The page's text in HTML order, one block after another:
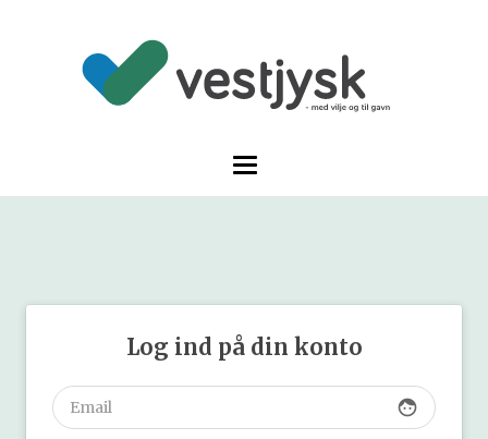
Log ind på din konto
face